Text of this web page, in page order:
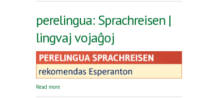
perelingua: Sprachreisen |
lingvaj vojaĝoj
Read more